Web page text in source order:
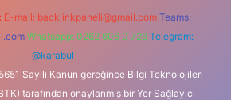
E-mail: backlinkpaneli@gmail.com Teams:
Whatsapp: 0262 606 0 726 Telegram:
@karabul
Sayılı Kanun gereğince Bilgi Teknolojileri
tarafından onaylanmış bir Yer Sağlayıcı